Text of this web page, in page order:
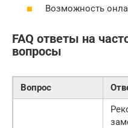
Возможность
FAQ ответы на
вопросы
Вопрос